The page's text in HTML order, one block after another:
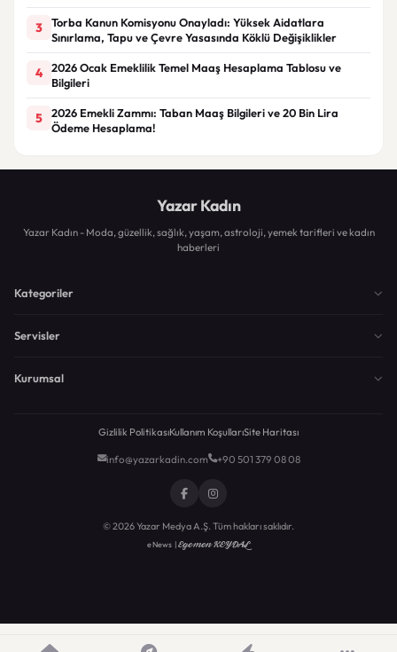
3
Torba Kanun Komisyonu Onayladı: Yüksek Aidatlara
Sınırlama, Tapu ve Çevre Yasasında Köklü Değişiklikler
4
2026 Ocak Emeklilik Temel Maaş Hesaplama Tablosu ve
Bilgileri
5
2026 Emekli Zammı: Taban Maaş Bilgileri ve 20 Bin Lira
Ödeme Hesaplama!
Yazar Kadın
Yazar Kadın - Moda, güzellik, sağlık, yaşam, astroloji, yemek tarifleri ve kadın
haberleri
Kategoriler
Servisler
Kurumsal
Gizlilik PolitikasıKullanım KoşullarıSite Haritası
info@yazarkadin.com +90 501 379 08 08
© 2026 Yazar Medya A.Ş. Tüm hakları saklıdır.
eNews |Egemen KEYDAL